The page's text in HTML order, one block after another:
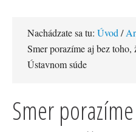
Nachádzate sa tu: Úvod /
Smer porazíme aj bez toho,
Ústavnom súde
Smer